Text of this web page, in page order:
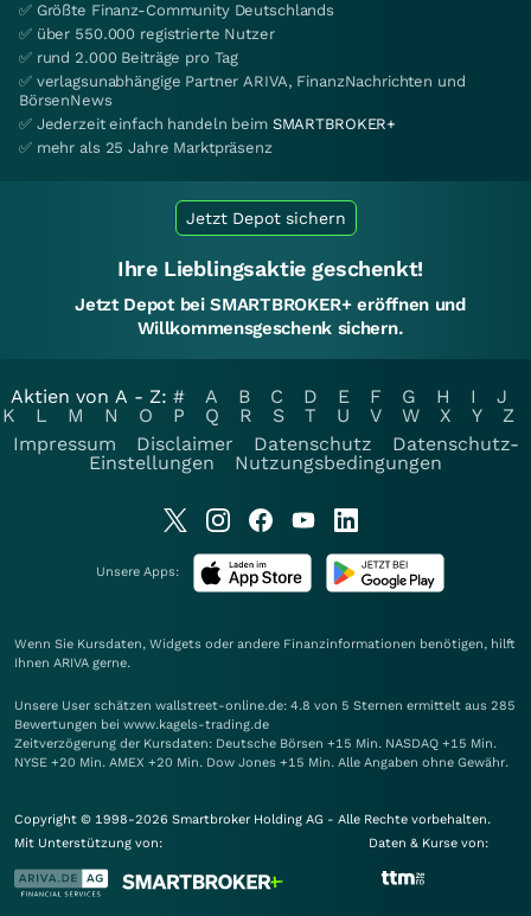
✅ Größte Finanz-Community Deutschlands
✅ über 550.000 registrierte Nutzer
✅ rund 2.000 Beiträge pro Tag
✅ verlagsunabhängige Partner ARIVA, FinanzNachrichten und
BörsenNews
✅ Jederzeit einfach handeln beim SMARTBROKER+
✅ mehr als 25 Jahre Marktpräsenz
Jetzt Depot sichern
Ihre Lieblingsaktie geschenkt!
Jetzt Depot bei SMARTBROKER+ eröffnen und
Willkommensgeschenk sichern.
Aktien von A - Z: # A B C D E F G H I
J
K
L M N O P Q R S T U V W X Y
Z
Impressum
Disclaimer Datenschutz
Datenschutz-
Einstellungen
Nutzungsbedingungen
Unsere Apps:
Wenn Sie Kursdaten, Widgets oder andere Finanzinformationen benötigen, hilft
Ihnen ARIVA gerne.
Unsere User schätzen wallstreet-online.de: 4.8 von 5 Sternen ermittelt aus 285
Bewertungen bei www.kagels-trading.de
Zeitverzögerung der Kursdaten: Deutsche Börsen +15 Min. NASDAQ +15 Min.
NYSE +20 Min. AMEX +20 Min. Dow Jones +15 Min. Alle Angaben ohne Gewähr.
Copyright © 1998-2026 Smartbroker Holding AG - Alle Rechte vorbehalten.
Mit Unterstützung von:
Daten & Kurse von: